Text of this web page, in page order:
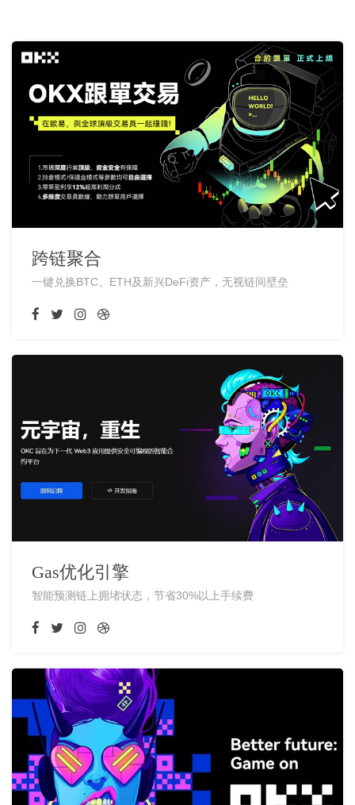
跨链聚合
一键兑换BTC、ETH及新兴DeFi资产，无视链间壁垒
Gas优化引擎
智能预测链上拥堵状态，节省30%以上手续费